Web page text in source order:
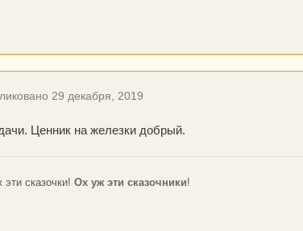
29 декабря, 2019
Ценник на железки добрый.
сказочки! Ох уж эти сказочники!